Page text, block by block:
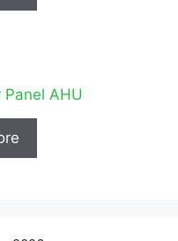
Panel AHU